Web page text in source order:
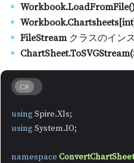
Workbook.Chartsheets[int]
FileStreamクラスのイン
C#
using
using System.IO;
namespace